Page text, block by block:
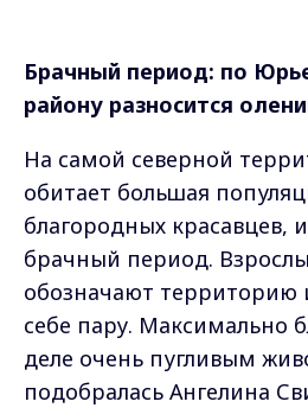
Брачный период: по
району разносится
На самой северной
обитает большая
благородных красавцев,
брачный период.
обозначают территорию
себе пару. Максимально
деле очень пугливым
подобралась Ангелина